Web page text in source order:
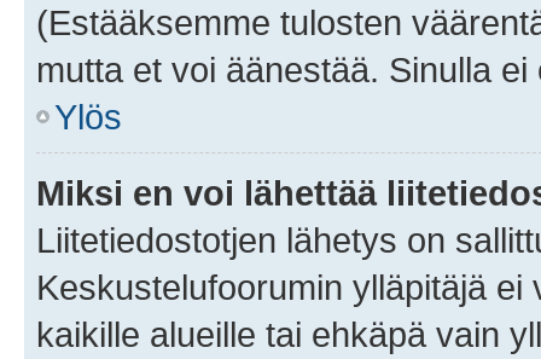
(Estääksemme tulosten
mutta et voi äänestää. Sinulla
Ylös
Miksi en voi lähettää
Liitetiedostotjen lähetys on
Keskustelufoorumin ylläpitäjä
kaikille alueille tai ehkäpä vain